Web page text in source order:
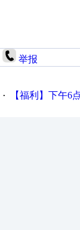
举报
· 【福利】下午6点论坛大